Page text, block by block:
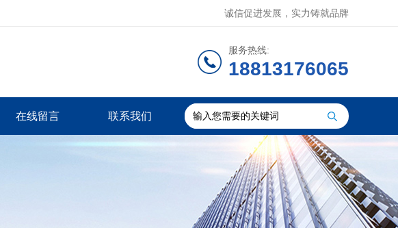
诚信促进发展，实力铸就品牌
服务热线:
18813176065
在线留言 联系我们